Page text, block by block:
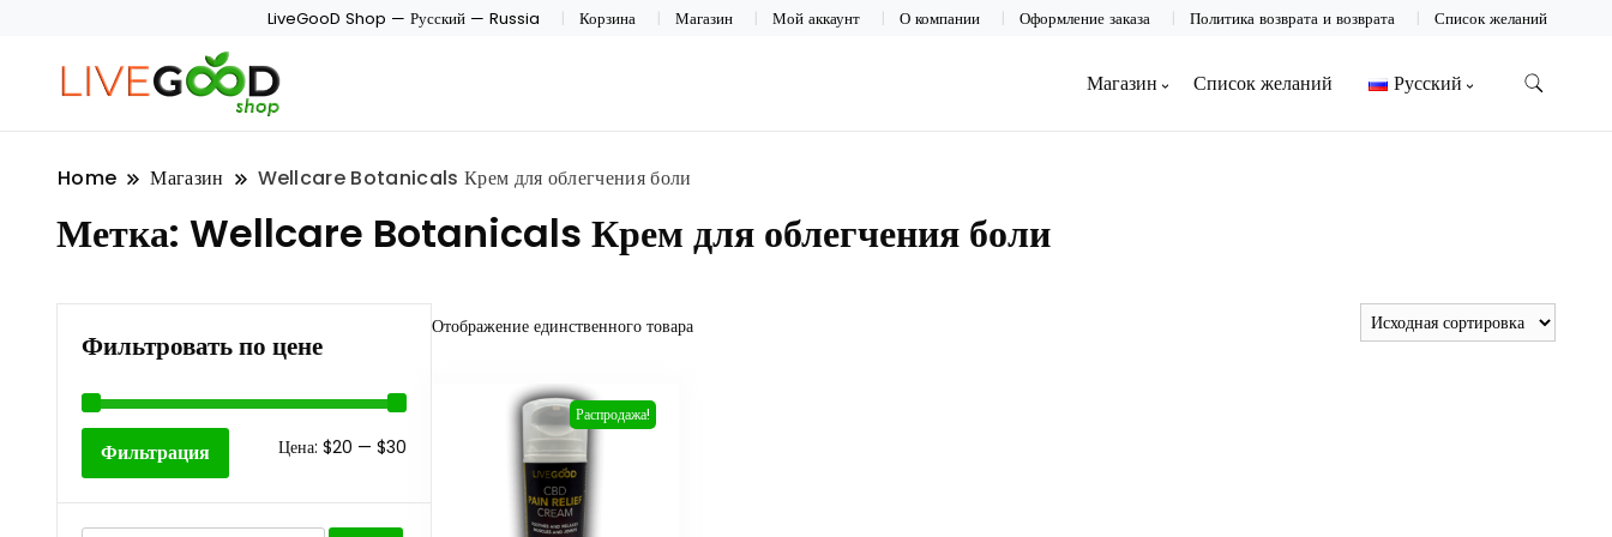
LiveGooD Shop — Русский — Russia Корзина Магазин Мой аккаунт О компании Оформление заказа Политика возврата и возврата Список желаний
Магазин Список желаний Русский
Home Магазин Wellcare Botanicals Крем для облегчения боли
Метка: Wellcare Botanicals Крем для облегчения боли
Отображение единственного товара
Распродажа!
Фильтровать по цене
Минимальная
Максимальная
Фильтрация Цена: $20 — $30